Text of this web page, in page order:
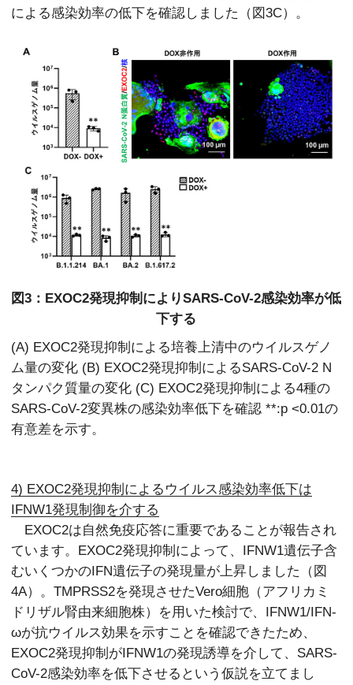
による感染効率の低下を確認しました（図3C）。
図3：EXOC2発現抑制によりSARS-CoV-2感染効率が低
下する
(A) EXOC2発現抑制による培養上清中のウイルスゲノ
ム量の変化 (B) EXOC2発現抑制によるSARS-CoV-2 N
タンパク質量の変化 (C) EXOC2発現抑制による4種の
SARS-CoV-2変異株の感染効率低下を確認 **:p <0.01の
有意差を示す。
4) EXOC2発現抑制によるウイルス感染効率低下は
IFNW1発現制御を介する
EXOC2は自然免疫応答に重要であることが報告され
ています。EXOC2発現抑制によって、IFNW1遺伝子含
むいくつかのIFN遺伝子の発現量が上昇しました（図
4A）。TMPRSS2を発現させたVero細胞（アフリカミ
ドリザル腎由来細胞株）を用いた検討で、IFNW1/IFN-
ωが抗ウイルス効果を示すことを確認できたため、
EXOC2発現抑制がIFNW1の発現誘導を介して、SARS-
CoV-2感染効率を低下させるという仮説を立てまし